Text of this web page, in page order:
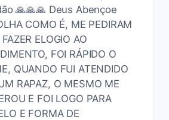
🙏🙏🙏 Deus Abençoe
COMO É, ME PEDIRAM
FAZER ELOGIO AO
FOI RÁPIDO O
QUANDO FUI ATENDIDO
RAPAZ, O MESMO ME
E FOI LOGO PARA
E FORMA DE